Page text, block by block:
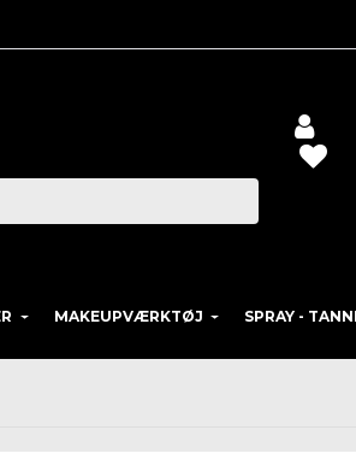
MAKEUPVÆRKTØJ SPRAY -